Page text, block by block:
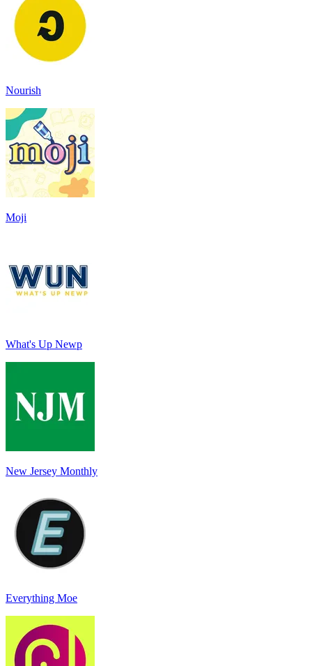
Nourish
Moji
What's Up Newp
New Jersey Monthly
Everything Moe